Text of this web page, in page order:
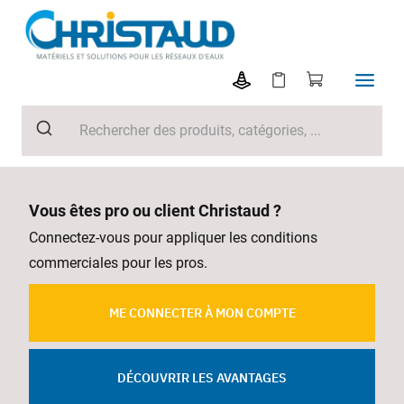
Vous êtes pro ou client Christaud ?
Connectez-vous pour appliquer les conditions
commerciales pour les pros.
ME CONNECTER À MON COMPTE
DÉCOUVRIR LES AVANTAGES